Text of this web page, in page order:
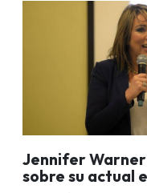
Jennifer
sobre su actual